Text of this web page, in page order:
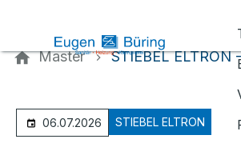
Master STIEBEL
06.07.2026 STIEBEL ELTRON